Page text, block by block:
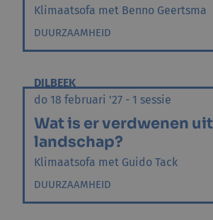
Klimaatsofa met Benno Geertsma
DUURZAAMHEID
DILBEEK
do 18 februari '27 - 1 sessie
Wat is er verdwenen
landschap?
Klimaatsofa met Guido Tack
DUURZAAMHEID